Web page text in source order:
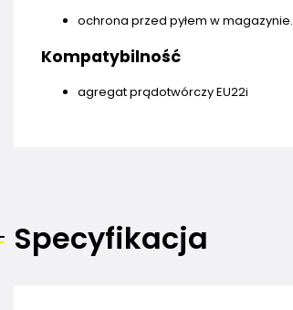
ochrona przed pyłem w magazynie.
Kompatybilność
agregat prądotwórczy EU22i
Specyfikacja